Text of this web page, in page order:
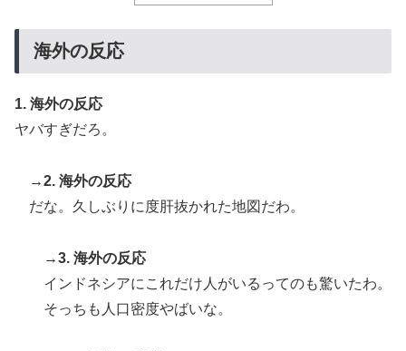
い」→「マッサージ効果は間違いないねｗ」「これが本
当のベッドサッカーだ」
▶
海外「日本人はなんて気高いんだ！」 英高級紙も驚愕
ぎに・・・2002年W杯4強の記録取り消しの声も」
→「マジで国の恥だ」「2002年まで疑う価値がある」
「国民や国が築いた国格をサッカー選手が足で蹴り飛ば
Google DeepMind再編 「Googleを作った男」ディー
ンが去り、本体は稼ぐAIへ舵を切る【海外の反応・解
説】
海外の反応
1. 海外の反応
ヤバすぎだろ。
→2. 海外の反応
だな。久しぶりに度肝抜かれた地図だわ。
→3. 海外の反応
インドネシアにこれだけ人がいるってのも驚いたわ。
そっちも人口密度やばいな。